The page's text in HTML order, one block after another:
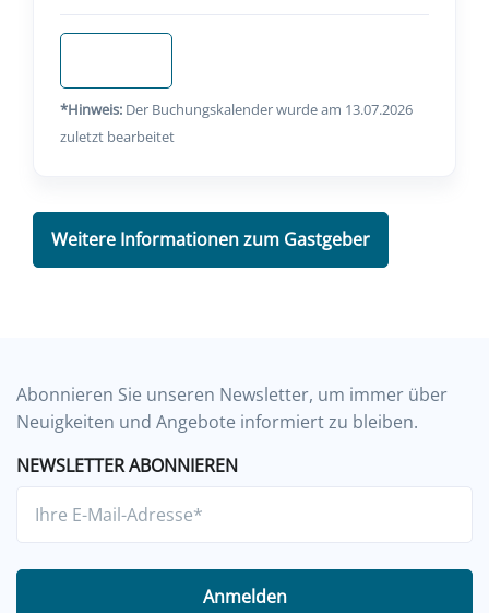
*Hinweis: Der Buchungskalender wurde am 13.07.2026
zuletzt bearbeitet
Weitere Informationen zum Gastgeber
Abonnieren Sie unseren Newsletter, um immer über
Neuigkeiten und Angebote informiert zu bleiben.
NEWSLETTER ABONNIEREN
Anmelden